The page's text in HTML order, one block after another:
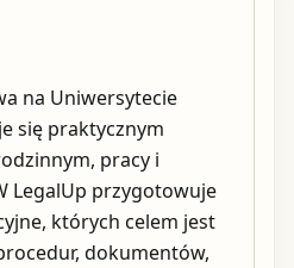
na Uniwersytecie
się praktycznym
pracy i
LegalUp przygotowuje
których celem jest
dokumentów,